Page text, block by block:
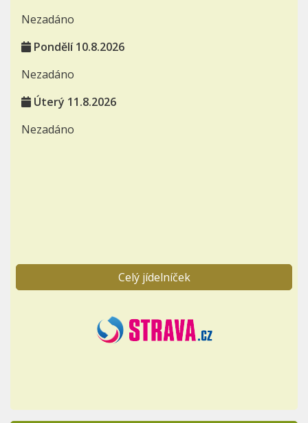
Nezadáno
Pondělí 10.8.2026
Nezadáno
Úterý 11.8.2026
Nezadáno
Celý jídelníček